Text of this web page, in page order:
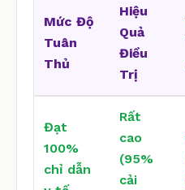
Mức Độ
Tuân
Thủ
Hiệu
Quả
Điều
Trị
Đạt
100%
chỉ dẫn
Rất
cao
(95%
cải